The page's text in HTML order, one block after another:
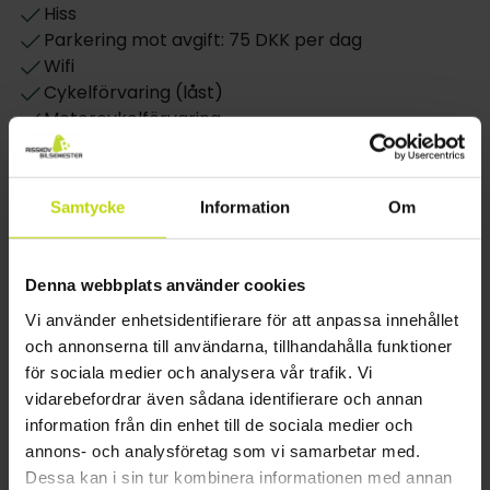
Samtycke Information Om
Denna webbplats använder cookies
Vi använder enhetsidentifierare för att anpassa innehållet
och annonserna till användarna, tillhandahålla funktioner
för sociala medier och analysera vår trafik. Vi
vidarebefordrar även sådana identifierare och annan
information från din enhet till de sociala medier och
annons- och analysföretag som vi samarbetar med.
Dessa kan i sin tur kombinera informationen med annan
etter førstemann-til-mølla-prinsippet, men det er
en stor parkeringsplass rett overfor hotellet, hvor
parkering er mulig mot avgift. Under oppholdet har
du gratis tilgang til trådløst internett.
Om rummen
City Hotel Nattergalen har 43 ljusa rum som är
bekvämt inredda och utrustade med eget badrum,
hårtork, bekväma sängar, telefon och TV. Det finns
med upp till två extrabäddar att boka.Vänligen
observera att husdjur ej är tillåtna på hotellet.
Hiss
Parkering mot avgift: 75 DKK per dag
Wifi
Cykelförvaring (låst)
Motorcykelförvaring
Restaurang
Endast frukostrestaurang
Möjlighet till laktosfri kost
Möjlighet till vegetarisk kost
Rum
Endast slutstädning inkluderad
Hund
Rum på markplan
TV på rummet
Hårtork